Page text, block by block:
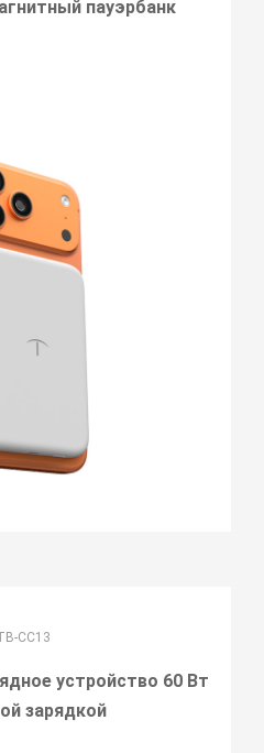
пауэрбанк
CC13
устройство 60 Вт
зарядкой